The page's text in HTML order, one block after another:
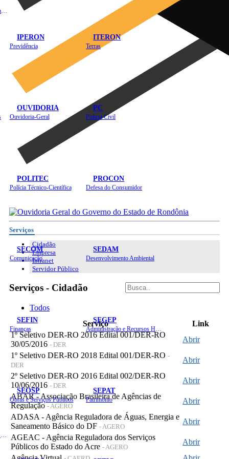
IPERON
Previdência
ITERON
Terras
OUVIDORIA
Ouvidoria-Geral
PC
Polícia Civil
POLITEC
Polícia Técnico-Científica
PROCON
Defesa do Consumidor
SECOM
Comunicação
SEDAM
Desenvolvimento Ambiental
SEFIN
Finanças
SEGEP
SEOSP
Obras e Serviços Públicos
SEPAT
Patrimônio
Serviços
Cidadão
Empresa
Intranet
Servidor Público
Serviços - Cidadão
Todos
Serviço
Link
1º Seletivo DER-RO 2016 Edital 001/DER-RO
30/05/2016 - DER
Abrir
1º Seletivo DER-RO 2018 Edital 001/DER-RO -
DER
Abrir
2º Seletivo DER-RO 2016 Edital 002/DER-RO
10/06/2016 - DER
Abrir
ABAR - Associação Brasileira de Agências de
Regulação- AGERO
Abrir
ADASA - Agência Reguladora de Águas, Energia e
Saneamento Básico do DF - AGERO
Abrir
AGEAC - Agência Reguladora dos Serviços
Públicos do Estado do Acre - AGERO
Abrir